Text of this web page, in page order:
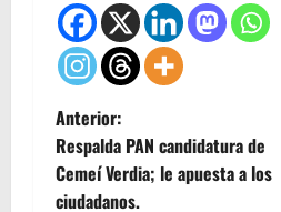
N
a
Anterior:
Respalda PAN candidatura de
Cemeí Verdia; le apuesta a los
ciudadanos.